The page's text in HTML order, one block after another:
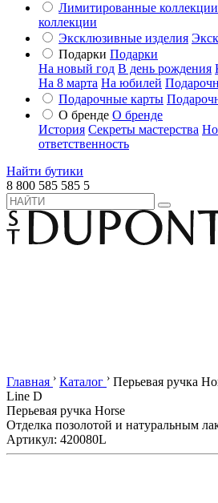
Лимитированные коллекции
коллекции
Эксклюзивные изделия
Подарки Подарки
На новый год В день рождения
На 8 марта На юбилей
Подарочные карты
О бренде О бренде
История Секреты мастерства
ответственность
Найти бутики
8 800 585 585 5
Главная › Каталог › Перьевая ручка
Line D
Перьевая ручка Horse
Отделка позолотой и натуральным
Артикул: 420080L